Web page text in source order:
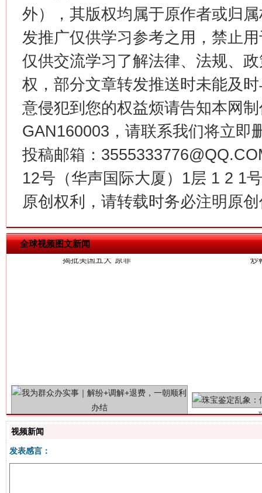
外），其版权均属于原作者或归
发推广仅供学习参考之用，禁止
仅供交流学习了解法律、法规、
权，部分文章转发推送时未能及
意侵犯到您的权益烦请告知本网
GAN160003，请联系我们将立即
投稿邮箱：
12号（华声国际大厦）1层 1 2 1
原创权利，请转载时务必注明原
全球视频图文新闻
“刷贴”乱象丛生
生
揭批美国五大"原罪" "炒
视频新闻
发表感言：